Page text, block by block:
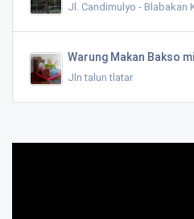
Jl. Candimulyo - Blabakan
Warung Makan Bakso
Jln talun tlatar